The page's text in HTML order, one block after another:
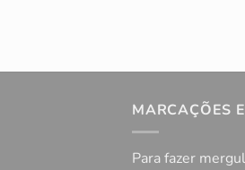
MARCAÇÕES
Para fazer